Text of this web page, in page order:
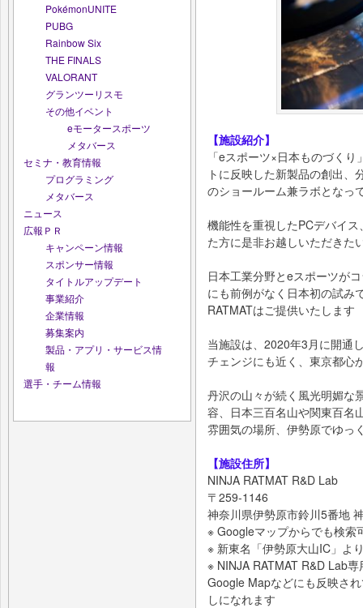
PokémonUNITE
PUBG
Rainbow Six
THE FINALS
VALORANT
グランツーリスモ
その他イベント
eモータースポーツ
メタバース
セミナ・教育情報
プログラミング
メタバース
ニュース
広報ＰＲ
キャンペーン情報
スポンサー情報
タイトルアップデート
事業紹介
企業情報
募集案内
製品・アプリ・サービス情
報
選手・チーム情報
【施設紹介】
「eスポーツ×⽇本ものづく
トに反映した新製品の創出
のショールーム兼ラボとなっ
機能性を重視したPCデバイ
た⽅に是⾮お越しいただきた
⽇本⼯業分野とeスポーツが
にも前例がなく⽇本初の試み
RATMATはご提供いたします
当施設は、2020年3⽉に開通
チェンジにも近く、東京都⼼
丹沢の⼭々が続く⾵光明媚な
容、⽇本三百名⼭や関東百名
雰囲気の場所、伊勢原でゆっ
【施設住所】
NINJA RATMAT R&D Lab
〒259-1146
神奈川県伊勢原市鈴川5番地
※ Googleマップからでも検索
※ 新東名「伊勢原大山IC」よ
※ NINJA RATMAT R&D Lab
Google Mapなどにも反映さ
しになれます